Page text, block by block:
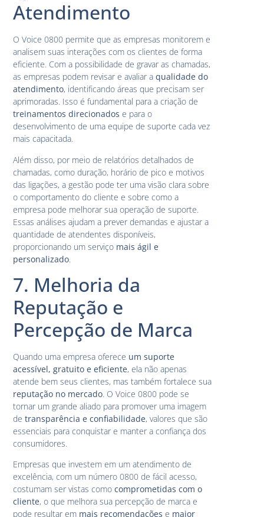
Atendimento
O Voice 0800 permite que as empresas monitorem e
analisem suas interações com os clientes de forma
eficiente. Com a possibilidade de gravar as chamadas,
as empresas podem revisar e avaliar aqualidade do
atendimento, identificando áreas que precisam ser
aprimoradas. Isso é fundamental para a criação de
treinamentos direcionados e para o
desenvolvimento de uma equipe de suporte cada vez
mais capacitada.
Além disso, por meio de relatórios detalhados de
chamadas, como duração, horário de pico e motivos
das ligações, a gestão pode ter uma visão clara sobre
o comportamento do cliente e sobre como a
empresa pode melhorar sua operação de suporte.
Essas análises ajudam a prever demandas e ajustar a
quantidade de atendentes disponíveis,
proporcionando um serviço mais ágil e
personalizado.
7. Melhoria da
Reputação e
Percepção de Marca
Quando uma empresa oferece um suporte
acessível, gratuito e eficiente, ela não apenas
atende bem seus clientes, mas também fortalece sua
reputação no mercado. O Voice 0800 pode se
tornar um grande aliado para promover uma imagem
detransparência e confiabilidade, valores que são
essenciais para conquistar e manter a confiança dos
consumidores.
Empresas que investem em um atendimento de
excelência, com um número 0800 de fácil acesso,
costumam ser vistas comocomprometidas com o
cliente, o que melhora sua percepção de marca e
pode resultar em mais recomendações e maior